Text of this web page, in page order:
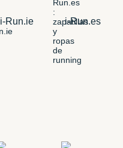
i-Run.ie i-Run.es